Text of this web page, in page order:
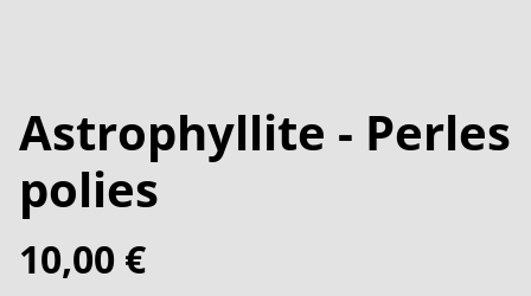
Astrophyllite - Perles
polies
10,00 €